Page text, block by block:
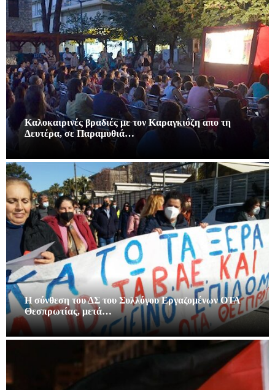
Καλοκαιρινές βραδιές με τον Καραγκιόζη απο τη
Δευτέρα, σε Παραμυθιά…
Η σύνθεση του ΔΣ του Συλλόγου Εργαζομένων ΟΤΑ
Θεσπρωτίας, μετά…